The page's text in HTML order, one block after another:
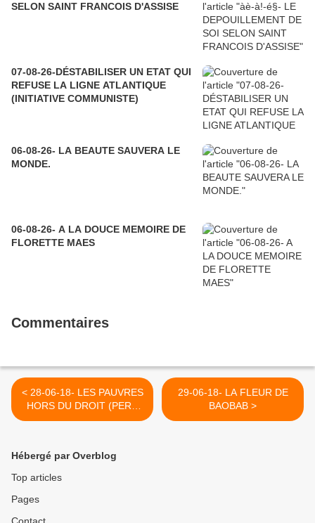
SELON SAINT FRANCOIS D'ASSISE
07-08-26-DÉSTABILISER UN ETAT QUI
REFUSE LA LIGNE ATLANTIQUE
(INITIATIVE COMMUNISTE)
06-08-26- LA BEAUTE SAUVERA LE
MONDE.
06-08-26- A LA DOUCE MEMOIRE DE
FLORETTE MAES
Commentaires
< 28-06-18- LES PAUVRES
HORS DU DROIT (PERE
JOSEPH WRESINSKI
29-06-18- LA FLEUR DE
BAOBAB >
Hébergé par Overblog
Top articles
Pages